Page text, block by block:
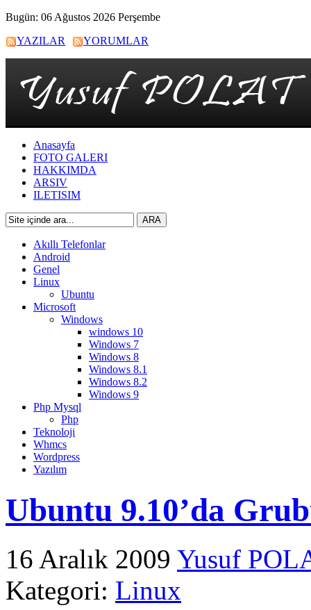
Bugün: 06 Ağustos 2026 Perşembe
YAZILAR
YORUMLAR
Anasayfa
FOTO GALERI
HAKKIMDA
ARSIV
ILETISIM
Akıllı Telefonlar
Android
Genel
Linux
Ubuntu
Microsoft
Windows
windows 10
Windows 7
Windows 8
Windows 8.1
Windows 8.2
Windows 9
Php Mysql
Php
Teknoloji
Whmcs
Wordpress
Yazılım
Ubuntu 9.10’da
16 Aralık 2009 Yusuf
Kategori: Linux